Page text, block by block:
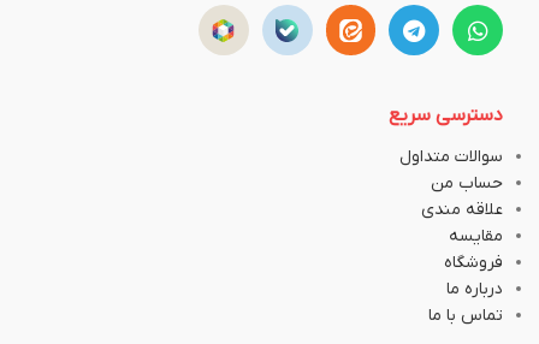
دسترسی سریع
سوالات متداول
حساب من
علاقه مندی
مقایسه
فروشگاه
درباره ما
تماس با ما